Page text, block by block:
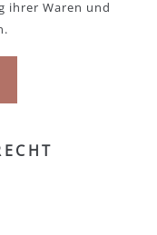
ihrer Waren und